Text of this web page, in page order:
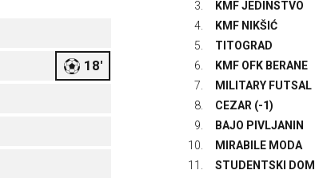
18'
3.
KMF JEDINSTVO
4.
KMF NIKŠIĆ
5.
TITOGRAD
6.
KMF OFK BERANE
7.
MILITARY FUTSAL
8.
CEZAR (-1)
9.
BAJO PIVLJANIN
10.
MIRABILE MODA
11.
STUDENTSKI DOM